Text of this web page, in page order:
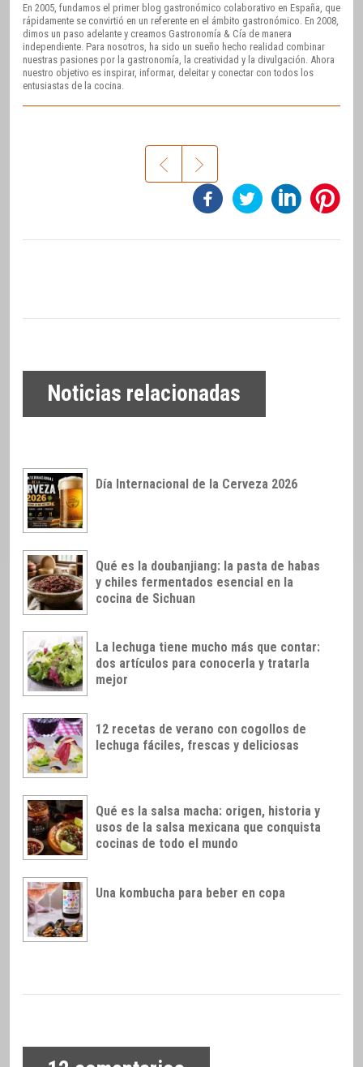
En 2005, fundamos el primer blog gastronómico colaborativo en España, que
rápidamente se convirtió en un referente en el ámbito gastronómico. En 2008,
dimos un paso adelante y creamos Gastronomía & Cía de manera
independiente. Para nosotros, ha sido un sueño hecho realidad combinar
nuestras pasiones por la gastronomía, la creatividad y la divulgación. Ahora
nuestro objetivo es inspirar, informar, deleitar y conectar con todos los
entusiastas de la cocina.
Noticias relacionadas
Día Internacional de la Cerveza 2026
Qué es la doubanjiang: la pasta de habas
y chiles fermentados esencial en la
cocina de Sichuan
La lechuga tiene mucho más que contar:
dos artículos para conocerla y tratarla
mejor
12 recetas de verano con cogollos de
lechuga fáciles, frescas y deliciosas
Qué es la salsa macha: origen, historia y
usos de la salsa mexicana que conquista
cocinas de todo el mundo
Una kombucha para beber en copa